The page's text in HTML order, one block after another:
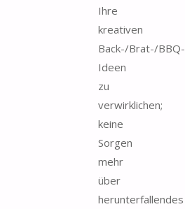
Ihre
kreativen
Back-/Brat-/BBQ-
Ideen
zu
verwirklichen;
keine
Sorgen
mehr
über
herunterfallendes